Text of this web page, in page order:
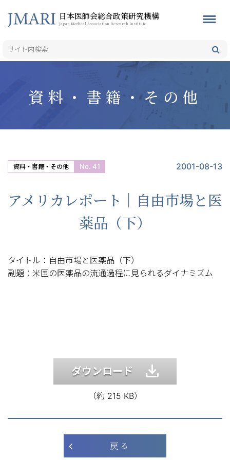
日本医師会総合政策研究機構
Japan Medical Association Research Institute
資料・書籍・その他
資料・書籍・その他 No. 41 2001-08-13
アメリカレポート｜自由市場と医
薬品（下）
タイトル：自由市場と医薬品（下）
副題：米国の医薬品の流通過程に見られるダイナミズム
ダウンロード
（約 215 KB）
戻 る